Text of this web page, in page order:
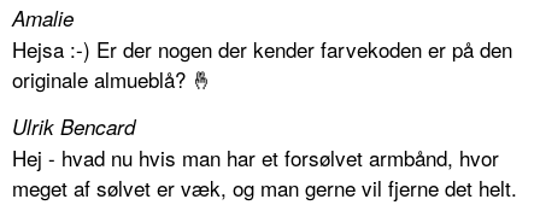
Amalie
Hejsa :-) Er der nogen der kender farvekoden er på den
originale almueblå? 🤞
Ulrik Bencard
Hej - hvad nu hvis man har et forsølvet armbånd, hvor
meget af sølvet er væk, og man gerne vil fjerne det helt.